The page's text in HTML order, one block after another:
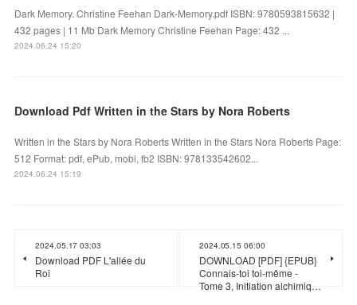
Dark Memory. Christine Feehan Dark-Memory.pdf ISBN: 9780593815632 |
432 pages | 11 Mb Dark Memory Christine Feehan Page: 432 ...
2024.06.24 15:20
Download Pdf Written in the Stars by Nora Roberts
Written in the Stars by Nora Roberts Written in the Stars Nora Roberts Page:
512 Format: pdf, ePub, mobi, fb2 ISBN: 978133542602...
2024.06.24 15:19
2024.05.17 03:03
Download PDF L'allée du
Roi
2024.05.15 06:00
DOWNLOAD [PDF] {EPUB}
Connais-toi toi-même -
Tome 3, Initiation alchimiq…